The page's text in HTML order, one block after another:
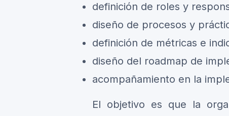
definición de roles y
diseño de procesos y
definición de métricas e
diseño del roadmap de
acompañamiento en la
El objetivo es que la